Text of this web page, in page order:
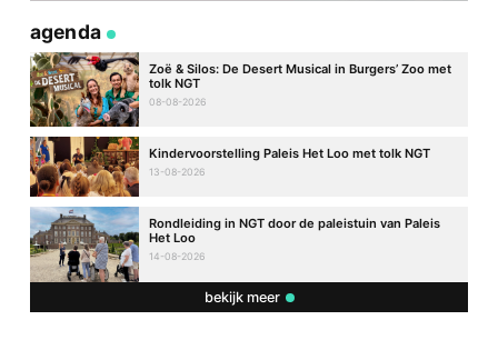
agenda
Zoë & Silos: De Desert Musical in Burgers’ Zoo met
tolk NGT
08-08-2026
Kindervoorstelling Paleis Het Loo met tolk NGT
13-08-2026
Rondleiding in NGT door de paleistuin van Paleis
Het Loo
14-08-2026
bekijk meer